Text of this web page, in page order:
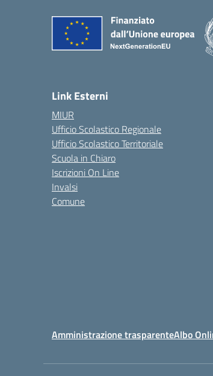
Link Esterni
MIUR
Ufficio Scolastico Regionale
Ufficio Scolastico Territoriale
Scuola in Chiaro
Iscrizioni On Line
Invalsi
Comune
Amministrazione trasparenteAlbo